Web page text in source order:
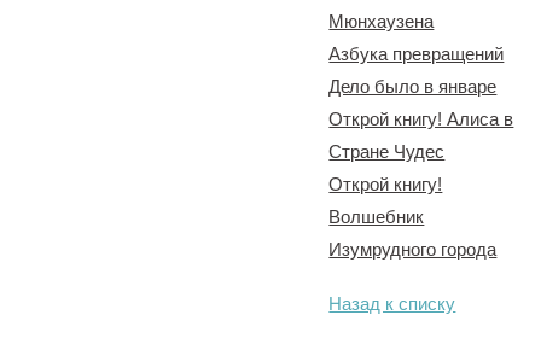
Мюнхаузена
Азбука превращений
Дело было в январе
Открой книгу! Алиса в
Стране Чудес
Открой книгу!
Волшебник
Изумрудного города
Назад к списку